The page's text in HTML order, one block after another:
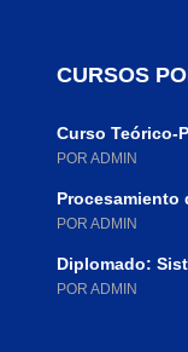
CURSOS
Curso Teórico-
POR ADMIN
Procesamiento
POR ADMIN
Diplomado:
POR ADMIN